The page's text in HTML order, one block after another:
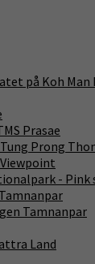
på Koh Man
Prasae
Prong
- Pink
Tamnanpar
Land